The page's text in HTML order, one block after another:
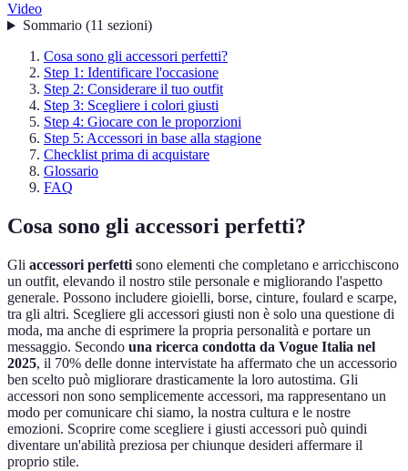
Video
Sommario(11 sezioni)
Cosa sono gli accessori perfetti?
Step 1: Identificare l'occasione
Step 2: Considerare il tuo outfit
Step 3: Scegliere i colori giusti
Step 4: Giocare con le proporzioni
Step 5: Accessori in base alla stagione
Checklist prima di acquistare
Glossario
FAQ
Cosa sono gli accessori perfetti?
Gli accessori perfetti sono elementi che completano e arricchiscono
un outfit, elevando il nostro stile personale e migliorando l'aspetto
generale. Possono includere gioielli, borse, cinture, foulard e scarpe,
tra gli altri. Scegliere gli accessori giusti non è solo una questione di
moda, ma anche di esprimere la propria personalità e portare un
messaggio. Secondo una ricerca condotta da Vogue Italia nel
2025, il 70% delle donne intervistate ha affermato che un accessorio
ben scelto può migliorare drasticamente la loro autostima. Gli
accessori non sono semplicemente accessori, ma rappresentano un
modo per comunicare chi siamo, la nostra cultura e le nostre
emozioni. Scoprire come scegliere i giusti accessori può quindi
diventare un'abilità preziosa per chiunque desideri affermare il
proprio stile.